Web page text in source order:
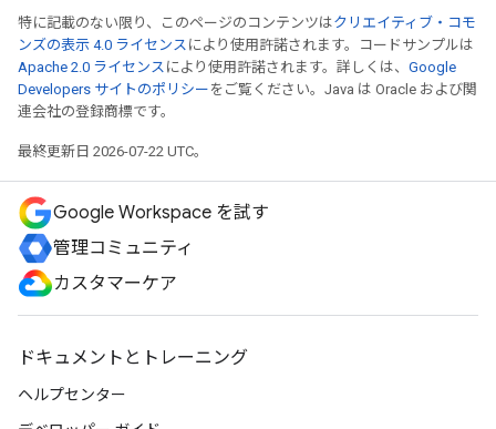
特に記載のない限り、このページのコンテンツはクリエイティブ・コモ
ンズの表示 4.0 ライセンス により使用許諾されます。コードサンプルは
Apache 2.0 ライセンス により使用許諾されます。詳しくは、 Google
Developers サイトのポリシー をご覧ください。Java は Oracle および関
連会社の登録商標です。
最終更新日 2026-07-22 UTC。
Google Workspace を試す
管理コミュニティ
カスタマーケア
ドキュメントとトレーニング
ヘルプセンター